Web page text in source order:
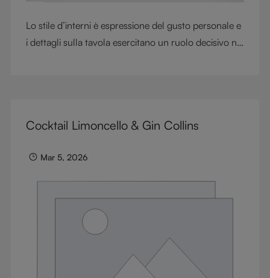
Lo stile d’interni è espressione del gusto personale e
i dettagli sulla tavola esercitano un ruolo decisivo nel
Progettati per whisky, acqua, succhi, cocktail e long
incisivo e versatilità quotidiana, trasformando i
Cocktail Limoncello & Gin Collins
Mar 5, 2026